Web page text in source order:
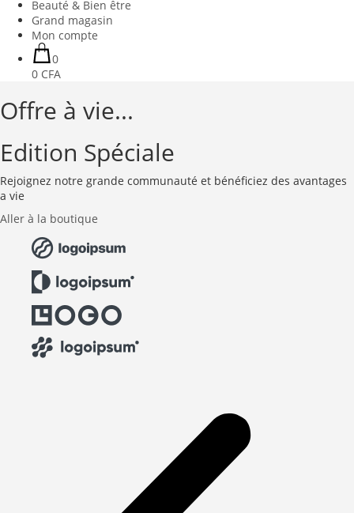
Beauté & Bien être
Grand magasin
Mon compte
0
0 CFA
Offre à vie...
Edition Spéciale
Rejoignez notre grande communauté et bénéficiez des avantages
a vie
Aller à la boutique